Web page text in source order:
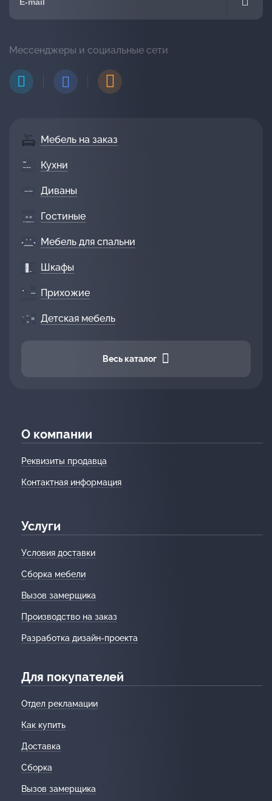
Мебель на заказ
Кухни
Диваны
Гостиные
Мебель для спальни
Шкафы
Прихожие
Детская мебель
Весь каталог
О компании
Реквизиты продавца
Контактная информация
Услуги
Условия доставки
Сборка мебели
Вызов замерщика
Производство на заказ
Разработка дизайн-проекта
Для покупателей
Отдел рекламации
Как купить
Доставка
Сборка
Вызов замерщика
Мессенджеры и социальные сети